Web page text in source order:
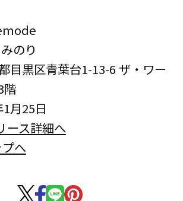
のり
目黒区青葉台1-13-6 ザ・ワー
階
月25日
ース詳細へ
へ